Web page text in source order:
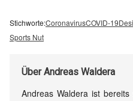
Stichworte:CoronavirusCOVID-19
Sports Nut
ÜberAndreas Waldera
Andreas Waldera ist